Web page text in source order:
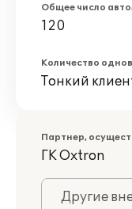
Общее число
120
Количество
Тонкий
Партнер,
ГК Oxtron
Другие